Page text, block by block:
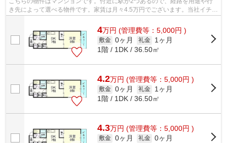
き先によって選べる物件です。家賃は月々4.5万円でございます。当社イチオ
シの物件の「ニドムコート」。ぜひ一...
4万円 (管理費等：5,000円 )
敷金 0ヶ月 礼金
1ヶ月
1階 / 1DK / 36.50㎡
4.2万円 (管理費等：5,000円 )
敷金 0ヶ月 礼金
1ヶ月
1階 / 1DK / 36.50㎡
4.3万円 (管理費等：5,000円 )
敷金 0ヶ月 礼金 0ヶ月